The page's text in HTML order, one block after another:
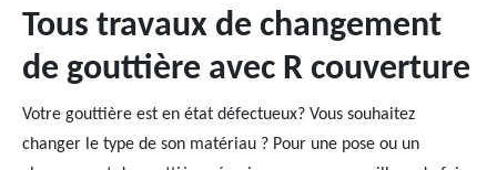
Tous travaux de changement
de gouttière avec R couverture
Votre gouttière est en état défectueux? Vous souhaitez
changer le type de son matériau ? Pour une pose ou un